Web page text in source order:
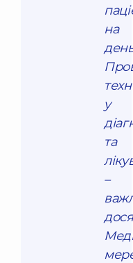
на
у
та
–